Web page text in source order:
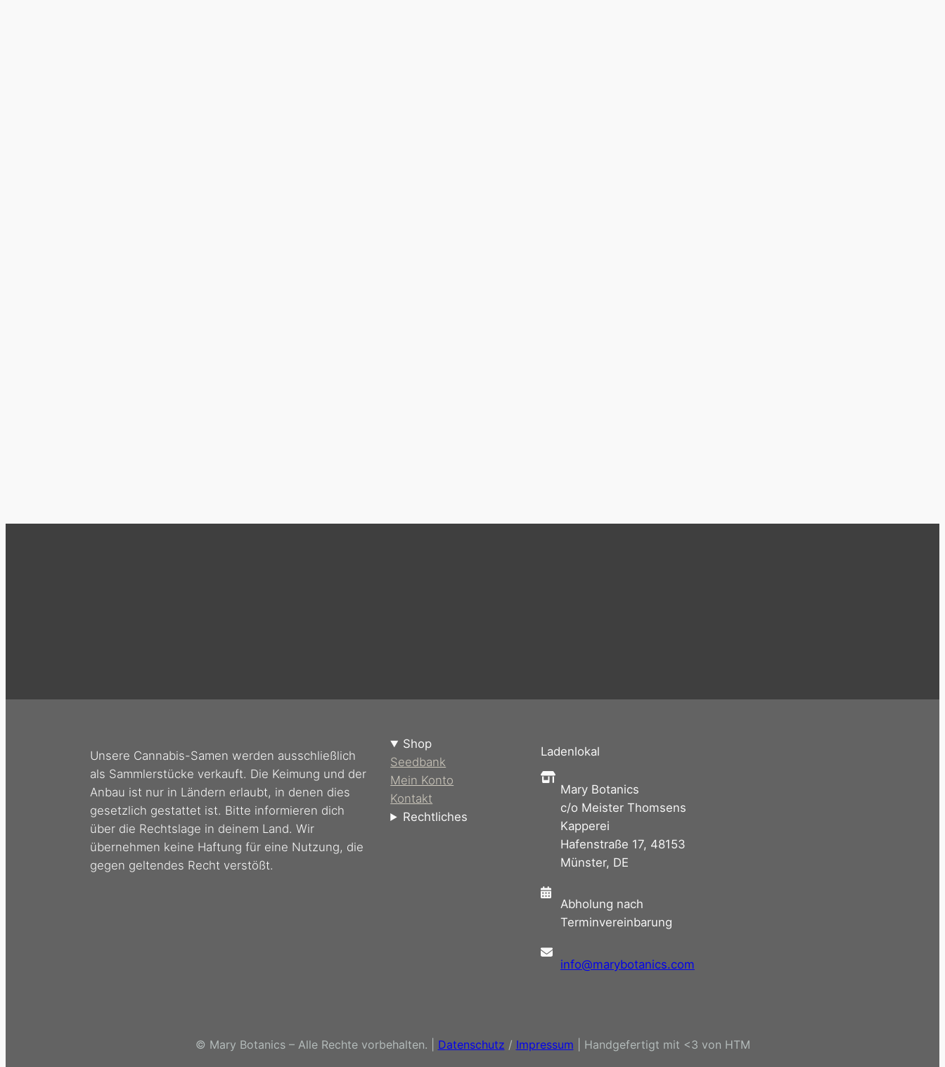
Unsere Cannabis-Samen werden ausschließlich
als Sammlerstücke verkauft. Die Keimung und der
Anbau ist nur in Ländern erlaubt, in denen dies
gesetzlich gestattet ist. Bitte informieren dich
über die Rechtslage in deinem Land. Wir
übernehmen keine Haftung für eine Nutzung, die
gegen geltendes Recht verstößt.
Shop
Seedbank
Mein Konto
Kontakt
Rechtliches
Ladenlokal
Mary Botanics
c/o Meister Thomsens
Kapperei
Hafenstraße 17, 48153
Münster, DE
Abholung nach
Terminvereinbarung
info@marybotanics.com
© Mary Botanics – Alle Rechte vorbehalten. | Datenschutz / Impressum | Handgefertigt mit <3 von HTM